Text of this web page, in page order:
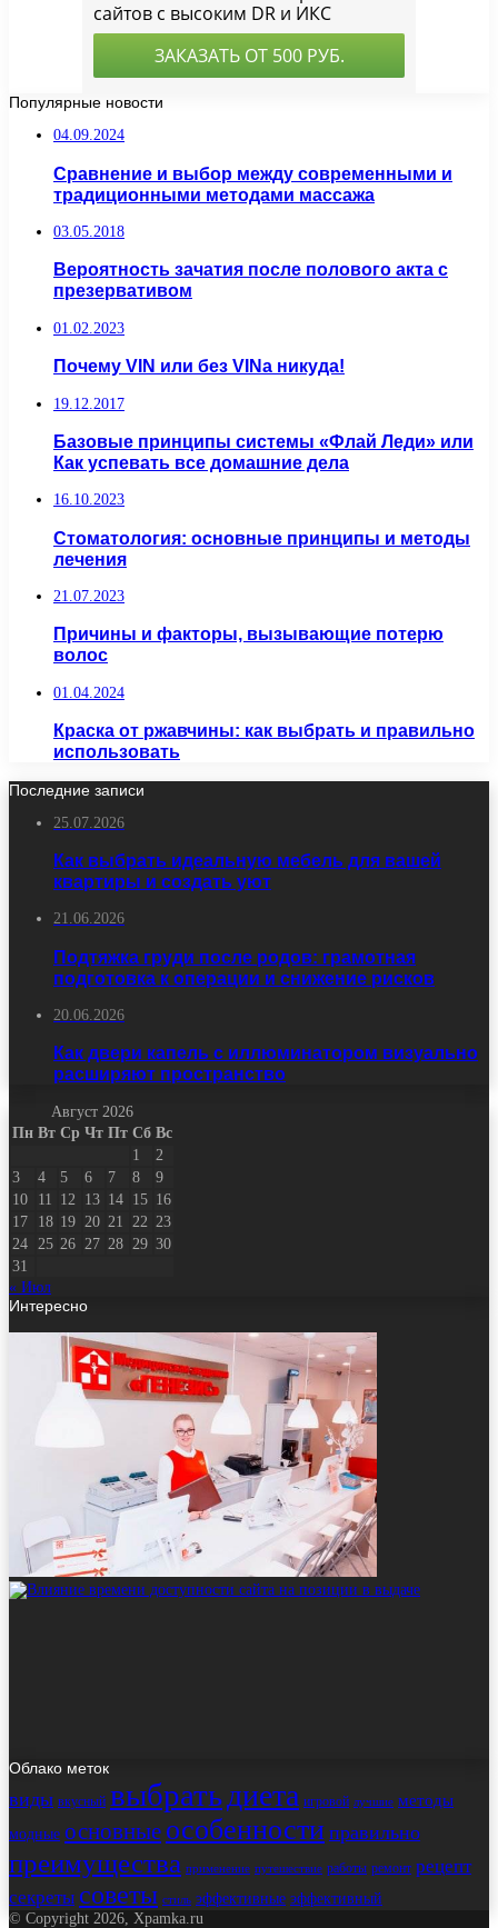
Популярные новости
04.09.2024
Сравнение и выбор между современными и
традиционными методами массажа
03.05.2018
Вероятность зачатия после полового акта с
презервативом
01.02.2023
Почему VIN или без VINa никуда!
19.12.2017
Базовые принципы системы «Флай Леди» или
Как успевать все домашние дела
16.10.2023
Стоматология: основные принципы и методы
лечения
21.07.2023
Причины и факторы, вызывающие потерю
волос
01.04.2024
Краска от ржавчины: как выбрать и правильно
использовать
Последние записи
25.07.2026
Как выбрать идеальную мебель для вашей
квартиры и создать уют
21.06.2026
Подтяжка груди после родов: грамотная
подготовка к операции и снижение рисков
20.06.2026
Как двери капель с иллюминатором визуально
расширяют пространство
Август 2026
Пн Вт Ср Чт Пт Сб Вс
1
2
3
4 5 6 7 8
9
10
11 12 13 14 15 16
17
18 19 20 21 22 23
24
25 26 27 28 29 30
31
« Июл
Интересно
Облако меток
виды вкусный выбратьдиета игровой лучшие методы
модные основные особенности правильно
преимущества применение путешествие работы ремонт рецепт
секреты советы стиль эффективные эффективный
© Copyright 2026, Xpamka.ru